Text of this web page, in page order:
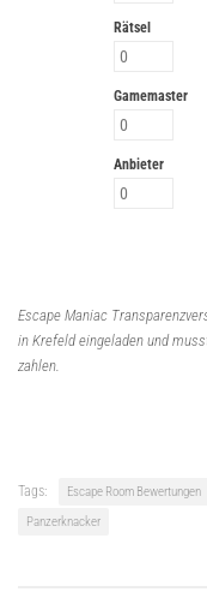
Rätsel
Gamemaster
Anbieter
Escape Maniac
in Krefeld eingeladen und
zahlen.
Tags: Escape Room Bewertungen
Panzerknacker